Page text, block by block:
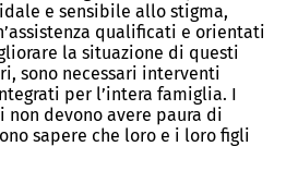
e sensibile allo stigma,
qualificati e orientati
la situazione di questi
sono necessari interventi
per l’intera famiglia. I
devono avere paura di
sapere che loro e i loro figli